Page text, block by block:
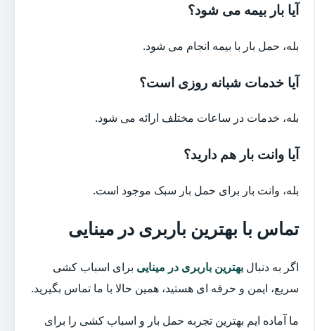
آیا بار بیمه می شود؟
بله، حمل بار با بیمه انجام می شود.
آیا خدمات شبانه روزی است؟
بله، خدمات در ساعات مختلف ارائه می شود.
آیا وانت بار هم دارید؟
بله، وانت بار برای حمل بار سبک موجود است.
تماس با بهترین باربری در مینایی
اگر به دنبال بهترین باربری در مینایی برای اسباب کشی
سریع، ایمن و حرفه ای هستید، همین حالا با ما تماس بگیرید.
ما آماده ایم بهترین تجربه حمل بار و اسباب کشی را برای